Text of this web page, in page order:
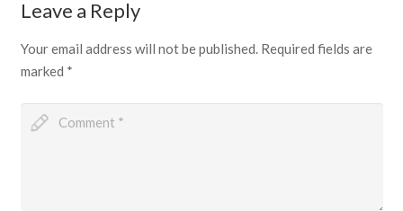
Leave a Reply
Your email address will not be published. Required fields are
marked *